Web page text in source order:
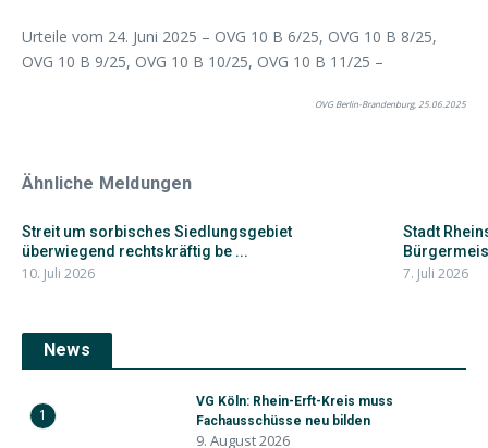
Urteile vom 24. Juni 2025 – OVG 10 B 6/25, OVG 10 B 8/25,
OVG 10 B 9/25, OVG 10 B 10/25, OVG 10 B 11/25 –
OVG Berlin-Brandenburg, 25.06.2025
Ähnliche Meldungen
Streit um sorbisches Siedlungsgebiet
überwiegend rechtskräftig be ...
10. Juli 2026
Stadt
7. Juli 2026
News
1
VG Köln: Rhein-Erft-Kreis muss
Fachausschüsse neu bilden
9. August 2026